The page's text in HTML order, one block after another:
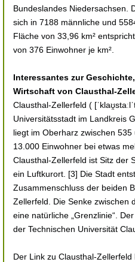
Bundeslandes Niedersachsen.
sich in 7188 männliche und
Fläche von 33,96 km²
von 376 Einwohner je km².
Interessantes zur
Wirtschaft von Clausthal-
Clausthal-Zellerfeld (
Universitätsstadt im Landkreis
liegt im Oberharz zwischen
13.000 Einwohner bei etwas
Clausthal-Zellerfeld ist Sitz der
ein Luftkurort. [3] Die Stadt
Zusammenschluss der beiden
Zellerfeld. Die Senke zwischen
eine natürliche „Grenzlinie“.
der Technischen Universität
Der Link zu Clausthal-Zellerfeld